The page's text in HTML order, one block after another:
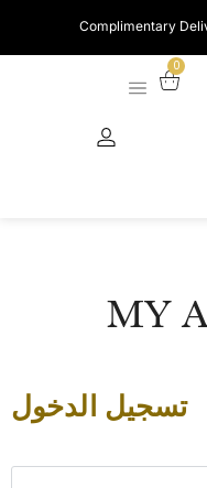
Complimentary
0
MY
تسجيل الدخول